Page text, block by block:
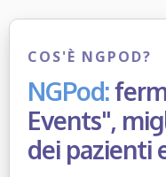
COS'È NGPOD?
NGPod:
Events",
dei pazienti